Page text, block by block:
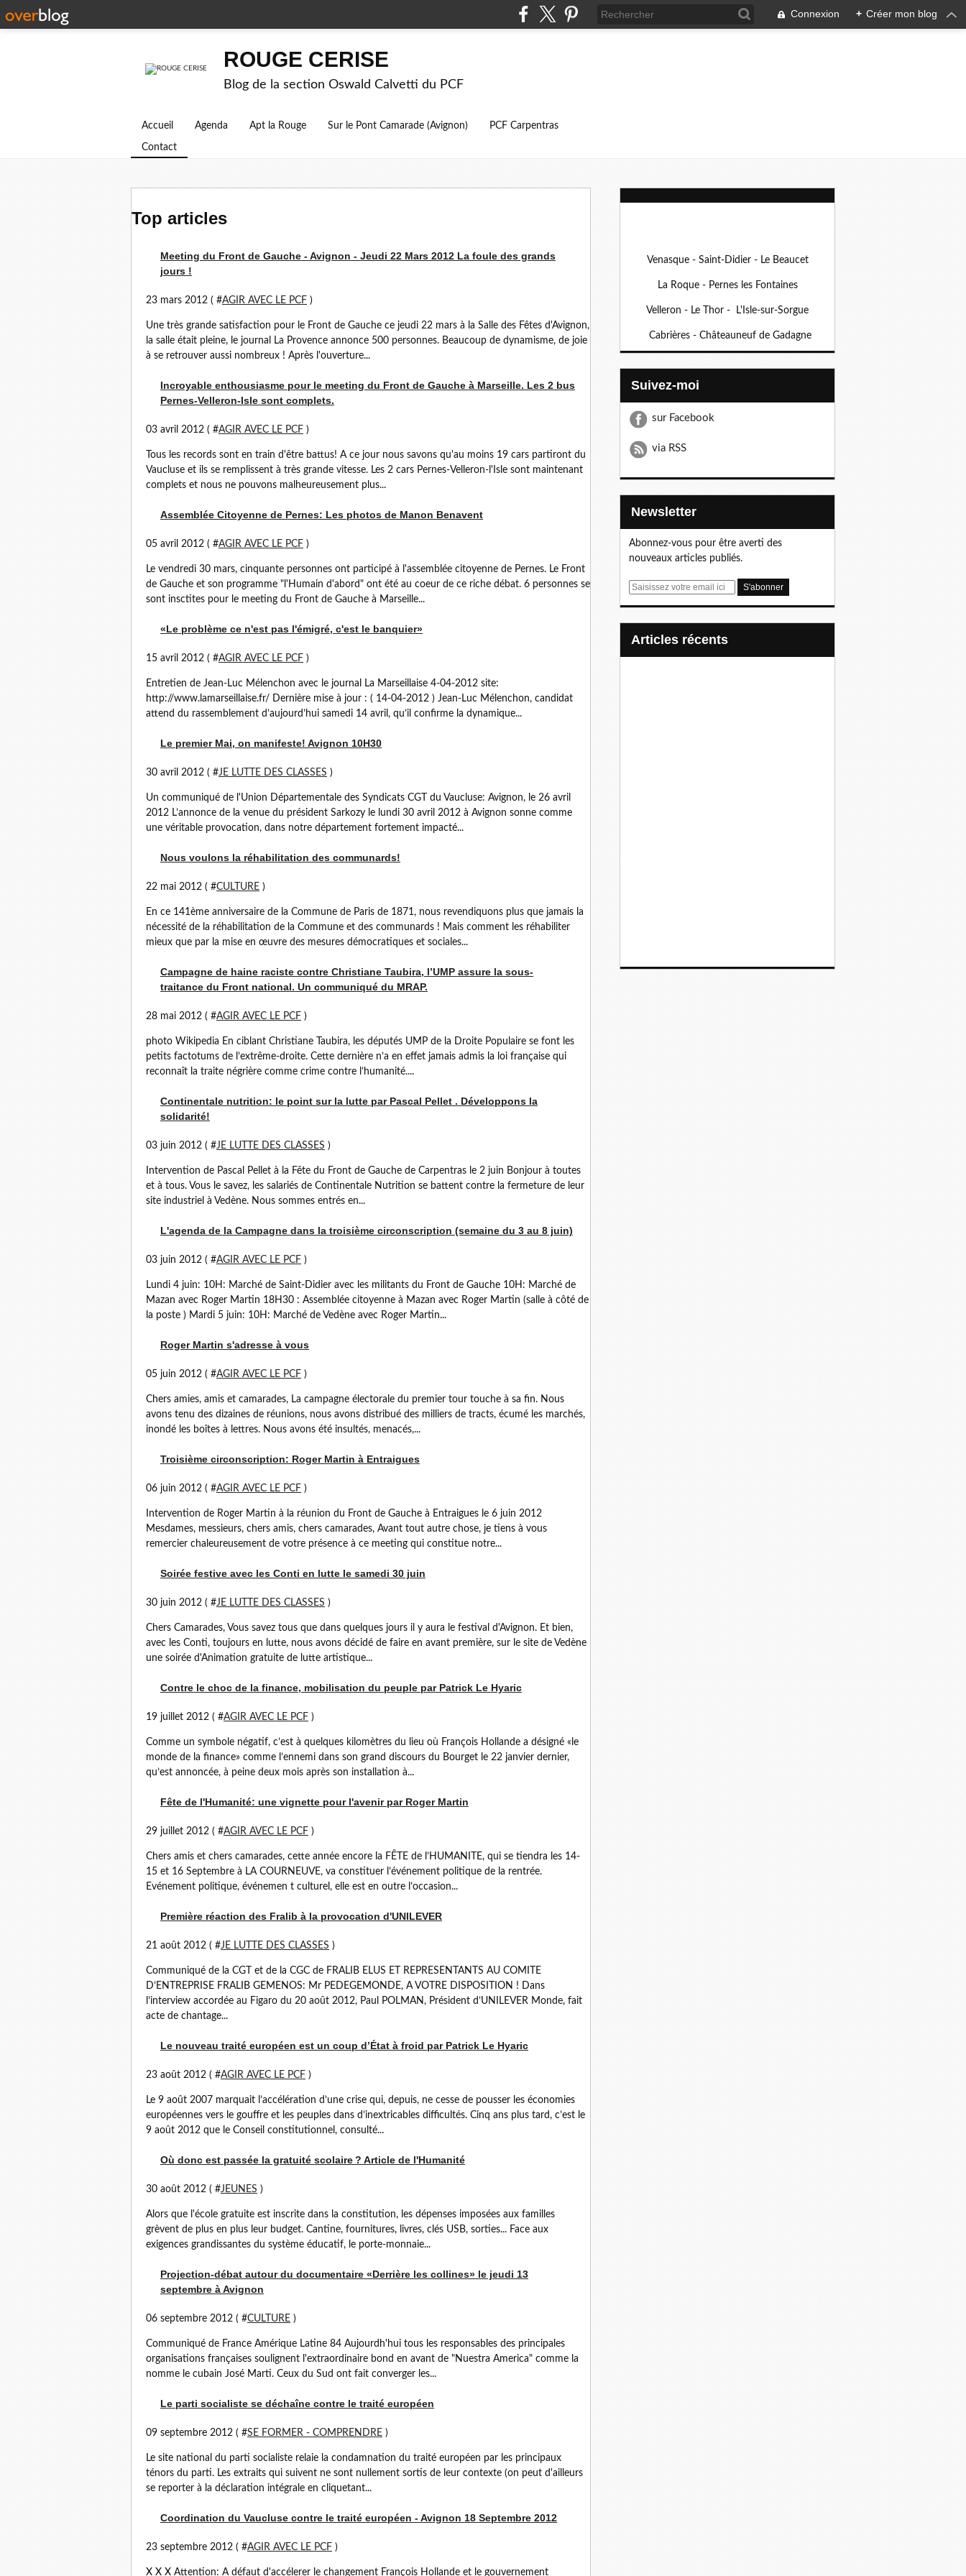
Connexion + Créer mon blog
ROUGE CERISE
Blog de la section Oswald Calvetti du PCF
Accueil Agenda Apt la Rouge Sur le Pont Camarade (Avignon) PCF Carpentras
Contact
Top articles
Meeting du Front de Gauche - Avignon - Jeudi 22 Mars 2012 La foule des grands
jours !
23 mars 2012 ( #AGIR AVEC LE PCF )
Une très grande satisfaction pour le Front de Gauche ce jeudi 22 mars à la Salle des Fêtes d'Avignon,
la salle était pleine, le journal La Provence annonce 500 personnes. Beaucoup de dynamisme, de joie
à se retrouver aussi nombreux ! Après l'ouverture...
Incroyable enthousiasme pour le meeting du Front de Gauche à Marseille. Les 2 bus
Pernes-Velleron-Isle sont complets.
03 avril 2012 ( #AGIR AVEC LE PCF )
Tous les records sont en train d'être battus! A ce jour nous savons qu'au moins 19 cars partiront du
Vaucluse et ils se remplissent à très grande vitesse. Les 2 cars Pernes-Velleron-l'Isle sont maintenant
complets et nous ne pouvons malheureusement plus...
Assemblée Citoyenne de Pernes: Les photos de Manon Benavent
05 avril 2012 ( #AGIR AVEC LE PCF )
Le vendredi 30 mars, cinquante personnes ont participé à l'assemblée citoyenne de Pernes. Le Front
de Gauche et son programme "l'Humain d'abord" ont été au coeur de ce riche débat. 6 personnes se
sont insctites pour le meeting du Front de Gauche à Marseille...
«Le problème ce n'est pas l'émigré, c'est le banquier»
15 avril 2012 ( #AGIR AVEC LE PCF )
Entretien de Jean-Luc Mélenchon avec le journal La Marseillaise 4-04-2012 site:
http://www.lamarseillaise.fr/ Dernière mise à jour : ( 14-04-2012 ) Jean-Luc Mélenchon, candidat
attend du rassemblement d’aujourd’hui samedi 14 avril, qu’il confirme la dynamique...
Le premier Mai, on manifeste! Avignon 10H30
30 avril 2012 ( #JE LUTTE DES CLASSES )
Un communiqué de l'Union Départementale des Syndicats CGT du Vaucluse: Avignon, le 26 avril
2012 L’annonce de la venue du président Sarkozy le lundi 30 avril 2012 à Avignon sonne comme
une véritable provocation, dans notre département fortement impacté...
Nous voulons la réhabilitation des communards!
22 mai 2012 ( #CULTURE )
En ce 141ème anniversaire de la Commune de Paris de 1871, nous revendiquons plus que jamais la
nécessité de la réhabilitation de la Commune et des communards ! Mais comment les réhabiliter
mieux que par la mise en œuvre des mesures démocratiques et sociales...
Campagne de haine raciste contre Christiane Taubira, l’UMP assure la sous-
traitance du Front national. Un communiqué du MRAP.
28 mai 2012 ( #AGIR AVEC LE PCF )
photo Wikipedia En ciblant Christiane Taubira, les députés UMP de la Droite Populaire se font les
petits factotums de l’extrême-droite. Cette dernière n’a en effet jamais admis la loi française qui
reconnaît la traite négrière comme crime contre l’humanité....
Continentale nutrition: le point sur la lutte par Pascal Pellet . Développons la
solidarité!
03 juin 2012 ( #JE LUTTE DES CLASSES )
Intervention de Pascal Pellet à la Fête du Front de Gauche de Carpentras le 2 juin Bonjour à toutes
et à tous. Vous le savez, les salariés de Continentale Nutrition se battent contre la fermeture de leur
site industriel à Vedène. Nous sommes entrés en...
L'agenda de la Campagne dans la troisième circonscription (semaine du 3 au 8 juin)
03 juin 2012 ( #AGIR AVEC LE PCF )
Lundi 4 juin: 10H: Marché de Saint-Didier avec les militants du Front de Gauche 10H: Marché de
Mazan avec Roger Martin 18H30 : Assemblée citoyenne à Mazan avec Roger Martin (salle à côté de
la poste ) Mardi 5 juin: 10H: Marché de Vedène avec Roger Martin...
Roger Martin s'adresse à vous
05 juin 2012 ( #AGIR AVEC LE PCF )
Chers amies, amis et camarades, La campagne électorale du premier tour touche à sa fin. Nous
avons tenu des dizaines de réunions, nous avons distribué des milliers de tracts, écumé les marchés,
inondé les boîtes à lettres. Nous avons été insultés, menacés,...
Troisième circonscription: Roger Martin à Entraigues
06 juin 2012 ( #AGIR AVEC LE PCF )
Intervention de Roger Martin à la réunion du Front de Gauche à Entraigues le 6 juin 2012
Mesdames, messieurs, chers amis, chers camarades, Avant tout autre chose, je tiens à vous
remercier chaleureusement de votre présence à ce meeting qui constitue notre...
Soirée festive avec les Conti en lutte le samedi 30 juin
30 juin 2012 ( #JE LUTTE DES CLASSES )
Chers Camarades, Vous savez tous que dans quelques jours il y aura le festival d'Avignon. Et bien,
avec les Conti, toujours en lutte, nous avons décidé de faire en avant première, sur le site de Vedène
une soirée d'Animation gratuite de lutte artistique...
Contre le choc de la finance, mobilisation du peuple par Patrick Le Hyaric
19 juillet 2012 ( #AGIR AVEC LE PCF )
Comme un symbole négatif, c’est à quelques kilomètres du lieu où François Hollande a désigné «le
monde de la finance» comme l’ennemi dans son grand discours du Bourget le 22 janvier dernier,
qu’est annoncée, à peine deux mois après son installation à...
Fête de l'Humanité: une vignette pour l'avenir par Roger Martin
29 juillet 2012 ( #AGIR AVEC LE PCF )
Chers amis et chers camarades, cette année encore la FÊTE de l’HUMANITE, qui se tiendra les 14-
15 et 16 Septembre à LA COURNEUVE, va constituer l’événement politique de la rentrée.
Evénement politique, événemen t culturel, elle est en outre l’occasion...
Première réaction des Fralib à la provocation d'UNILEVER
21 août 2012 ( #JE LUTTE DES CLASSES )
Communiqué de la CGT et de la CGC de FRALIB ELUS ET REPRESENTANTS AU COMITE
D’ENTREPRISE FRALIB GEMENOS: Mr PEDEGEMONDE, A VOTRE DISPOSITION ! Dans
l’interview accordée au Figaro du 20 août 2012, Paul POLMAN, Président d’UNILEVER Monde, fait
acte de chantage...
Le nouveau traité européen est un coup d’État à froid par Patrick Le Hyaric
23 août 2012 ( #AGIR AVEC LE PCF )
Le 9 août 2007 marquait l’accélération d’une crise qui, depuis, ne cesse de pousser les économies
européennes vers le gouffre et les peuples dans d’inextricables difficultés. Cinq ans plus tard, c’est le
9 août 2012 que le Conseil constitutionnel, consulté...
Où donc est passée la gratuité scolaire ? Article de l'Humanité
30 août 2012 ( #JEUNES )
Alors que l'école gratuite est inscrite dans la constitution, les dépenses imposées aux familles
grèvent de plus en plus leur budget. Cantine, fournitures, livres, clés USB, sorties... Face aux
exigences grandissantes du système éducatif, le porte-monnaie...
Projection-débat autour du documentaire «Derrière les collines» le jeudi 13
septembre à Avignon
06 septembre 2012 ( #CULTURE )
Communiqué de France Amérique Latine 84 Aujourdh'hui tous les responsables des principales
organisations françaises soulignent l'extraordinaire bond en avant de "Nuestra America" comme la
nomme le cubain José Marti. Ceux du Sud ont fait converger les...
Le parti socialiste se déchaîne contre le traité européen
09 septembre 2012 ( #SE FORMER - COMPRENDRE )
Le site national du parti socialiste relaie la condamnation du traité européen par les principaux
ténors du parti. Les extraits qui suivent ne sont nullement sortis de leur contexte (on peut d'ailleurs
se reporter à la déclaration intégrale en cliquetant...
Coordination du Vaucluse contre le traité européen - Avignon 18 Septembre 2012
23 septembre 2012 ( #AGIR AVEC LE PCF )
X X X Attention: A défaut d'accélerer le changement François Hollande et le gouvernement
Venasque - Saint-Didier - Le Beaucet
La Roque - Pernes les Fontaines
Velleron - Le Thor - L'Isle-sur-Sorgue
Cabrières - Châteauneuf de Gadagne
Suivez-moi
sur Facebook
via RSS
Newsletter
Abonnez-vous pour être averti des
nouveaux articles publiés.
E
articles récents